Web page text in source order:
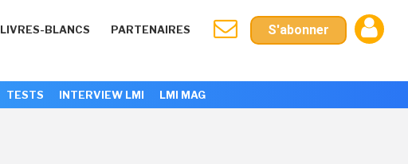
LIVRES-BLANCS PARTENAIRES S'abonner
TESTS INTERVIEW LMI LMI MAG